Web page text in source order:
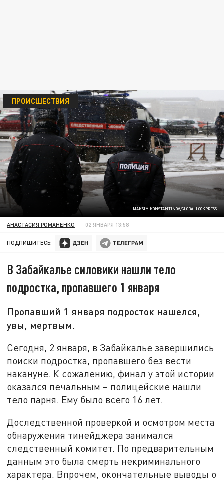
MAKSIM KONSTANTINOV/GLOBALLOOKPRESS
ПРОИСШЕСТВИЯ
АНАСТАСИЯ РОМАНЕНКО 02 ЯНВАРЯ 13:58
ПОДПИШИТЕСЬ:
В Забайкалье силовики нашли тело
подростка, пропавшего 1 января
Пропавший 1 января подросток нашелся,
увы, мертвым.
Сегодня, 2 января, в Забайкалье завершились
поиски подростка, пропавшего без вести
накануне. К сожалению, финал у этой истории
оказался печальным – полицейские нашли
тело парня. Ему было всего 16 лет.
Доследственной проверкой и осмотром места
обнаружения тинейджера занимался
следственный комитет. По предварительным
данным это была смерть некриминального
характера. Впрочем, окончательные выводы о